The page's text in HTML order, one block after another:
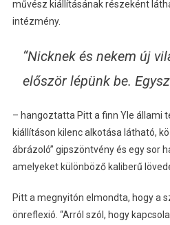
művész kiállításának részeként
intézmény.
“Nicknek és nekem új
először lépünk be.
– hangoztatta Pitt a finn Yle állami
kiállításon kilenc alkotása látható,
ábrázoló” gipszöntvény és egy sor
amelyeket különböző kaliberű
Pitt a megnyitón elmondta, hogy a
önreflexió. “Arról szól, hogy